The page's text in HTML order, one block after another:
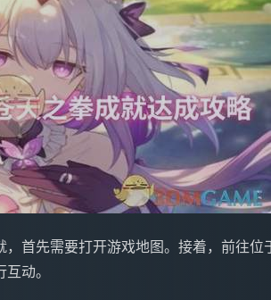
首先需要打开游戏地图。接着，前往位
动。